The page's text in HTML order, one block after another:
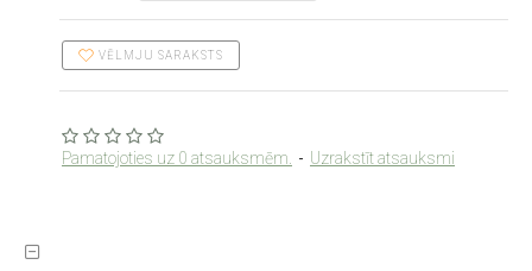
Pamatojoties uz 0 atsauksmēm. - Uzrakstīt atsauksmi
VĒLMJU SARAKSTS